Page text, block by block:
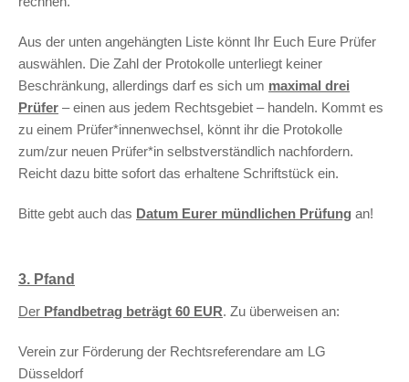
Aus der unten angehängten Liste könnt Ihr Euch Eure Prüfer
auswählen. Die Zahl der Protokolle unterliegt keiner
Beschränkung, allerdings darf es sich um maximal drei
Prüfer – einen aus jedem Rechtsgebiet – handeln. Kommt es
zu einem Prüfer*innenwechsel, könnt ihr die Protokolle
zum/zur neuen Prüfer*in selbstverständlich nachfordern.
Reicht dazu bitte sofort das erhaltene Schriftstück ein.
Bitte gebt auch das Datum Eurer mündlichen Prüfung an!
3. Pfand
Der Pfandbetrag beträgt 60 EUR. Zu überweisen an:
Verein zur Förderung der Rechtsreferendare am LG
Düsseldorf